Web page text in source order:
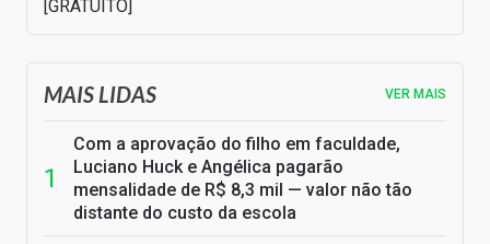
[GRATUITO]
MAIS LIDAS VER MAIS
Com a aprovação do filho em faculdade,
Luciano Huck e Angélica pagarão
mensalidade de R$ 8,3 mil — valor não tão
distante do custo da escola